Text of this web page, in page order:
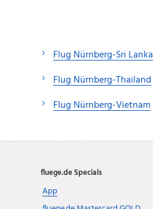
Flug Nürnberg-Sri Lanka
Flug Nürnberg-Thailand
Flug Nürnberg-Vietnam